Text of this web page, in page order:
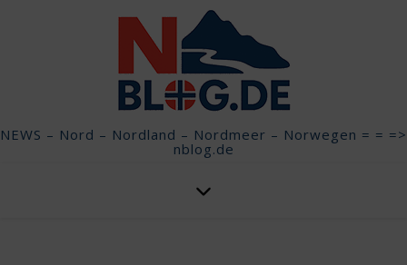
NEWS – Nord – Nordland – Nordmeer – Norwegen = = =>
nblog.de